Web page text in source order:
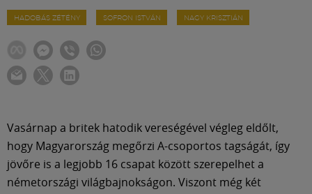
HADOBÁS ZÉTÉNY SOFRON ISTVÁN NAGY KRISZTIÁN
Vasárnap a britek hatodik vereségével végleg eldőlt,
hogy Magyarország megőrzi A-csoportos tagságát, így
jövőre is a legjobb 16 csapat között szerepelhet a
németországi világbajnokságon. Viszont még két
Klub
Szolgáltatások
Közösség